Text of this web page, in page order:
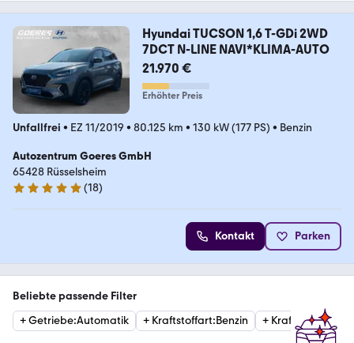
Hyundai TUCSON 1,6 T-GDi 2WD
7DCT N-LINE NAVI*KLIMA-AUTO
21.970 €
Erhöhter Preis
Unfallfrei • EZ 11/2019 • 80.125 km • 130 kW (177 PS) • Benzin
Autozentrum Goeres GmbH
65428 Rüsselsheim
4.8 Sterne
(18)
Kontakt Parken
Beliebte passende Filter
+Getriebe:Automatik + Kraftstoffart:Benzin + Kraftstoffart